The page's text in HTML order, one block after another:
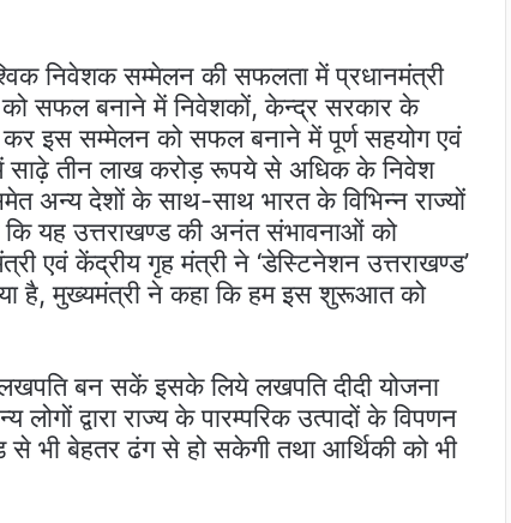
निवेशक सम्मेलन की सफलता में प्रधानमंत्री
को सफल बनाने में निवेशकों, केन्द्र सरकार के
कर इस सम्मेलन को सफल बनाने में पूर्ण सहयोग एवं
साढ़े तीन लाख करोड़ रूपये से अधिक के निवेश
अन्य देशों के साथ-साथ भारत के विभिन्न राज्यों
कि यह उत्तराखण्ड की अनंत संभावनाओं को
एवं केंद्रीय गृह मंत्री ने ‘डेस्टिनेशन उत्तराखण्ड’
है, मुख्यमंत्री ने कहा कि हम इस शुरूआत को
बन सकें इसके लिये लखपति दीदी योजना
द्वारा राज्य के पारम्परिक उत्पादों के विपणन
से भी बेहतर ढंग से हो सकेगी तथा आर्थिकी को भी